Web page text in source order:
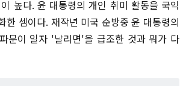
높다. 윤 대통령의 개인 취미 활동을 국익
한 셈이다. 재작년 미국 순방중 윤 대통령의
문이 일자 '날리면'을 급조한 것과 뭐가 다